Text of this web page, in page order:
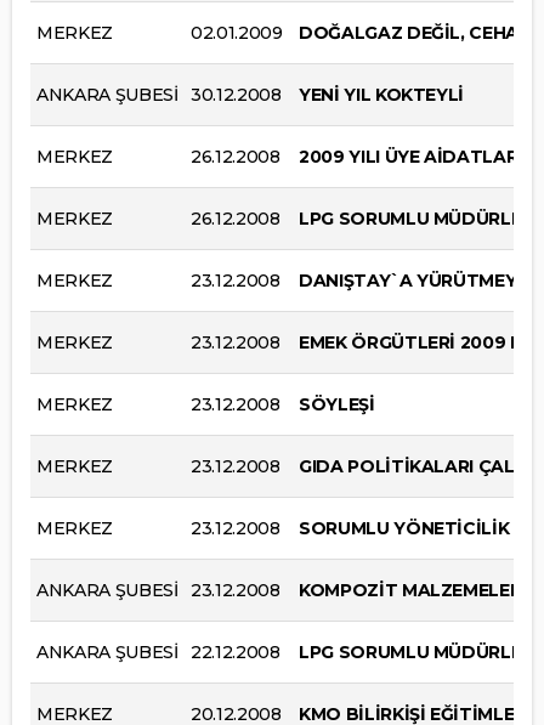
MERKEZ 02.01.2009 DOĞALGAZ DEĞİL,
ANKARA ŞUBESİ 30.12.2008 YENİ YIL KOKTEYLİ
MERKEZ 26.12.2008 2009 YILI ÜYE AİDATLARI
MERKEZ 26.12.2008 LPG SORUMLU
MERKEZ 23.12.2008 DANIŞTAY`A YÜRÜTMEYİ
MERKEZ 23.12.2008 EMEK ÖRGÜTLERİ 2009
MERKEZ 23.12.2008 SÖYLEŞİ
MERKEZ 23.12.2008 GIDA POLİTİKALARI
MERKEZ 23.12.2008 SORUMLU YÖNETİCİLİK
ANKARA ŞUBESİ 23.12.2008 KOMPOZİT MALZEMELER
ANKARA ŞUBESİ 22.12.2008 LPG SORUMLU
MERKEZ 20.12.2008 KMO BİLİRKİŞİ EĞİTİMLERİ